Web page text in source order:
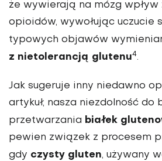
że wywierają na mózg wpływ
opioidów, wywołując uczucie
typowych objawów
z nietolerancją glutenu4.
Jak sugeruje inny niedawno
artykuł, nasza niezdolność do
przetwarzania białek
pewien związek z procesem
gdy czysty gluten, używany